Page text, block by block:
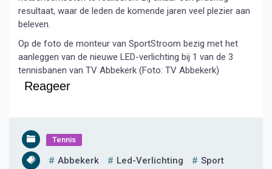
resultaat, waar de leden de komende jaren veel plezier aan
beleven.
Op de foto de monteur van SportStroom bezig met het
aanleggen van de nieuwe LED-verlichting bij 1 van de 3
tennisbanen van TV Abbekerk (Foto: TV Abbekerk)
Reageer
Tennis
Abbekerk Led-Verlichting
Sport